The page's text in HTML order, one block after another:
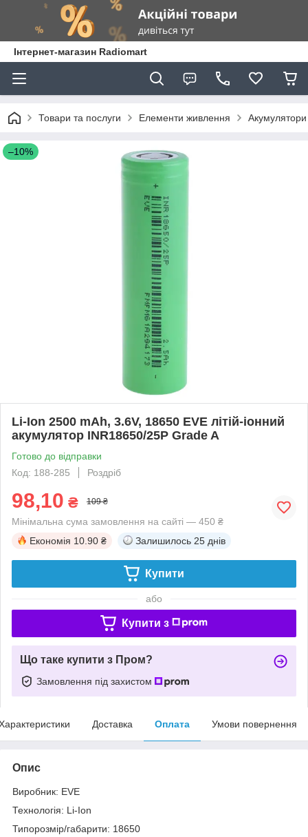
Інтернет-магазин Radiomart
Товари та послуги Елементи живлення Акумулятори
–10%
Li-Ion 2500 mAh, 3.6V, 18650 EVE літій-іонний
акумулятор INR18650/25P Grade A
Готово до відправки
Код: 188-285
Роздріб
98,10 ₴ 109 ₴
Мінімальна сума замовлення на сайті — 450 ₴
Економія 10.90 ₴ Залишилось 25 днів
Купити
або
Купити з
Що таке купити з Пром?
Замовлення під захистом
Доставка Оплата Умови повернення
Опис
Виробник: EVE
Технологія: Li-Ion
Типорозмір/габарити: 18650